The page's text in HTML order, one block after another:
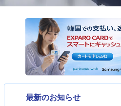
最新のお知らせ